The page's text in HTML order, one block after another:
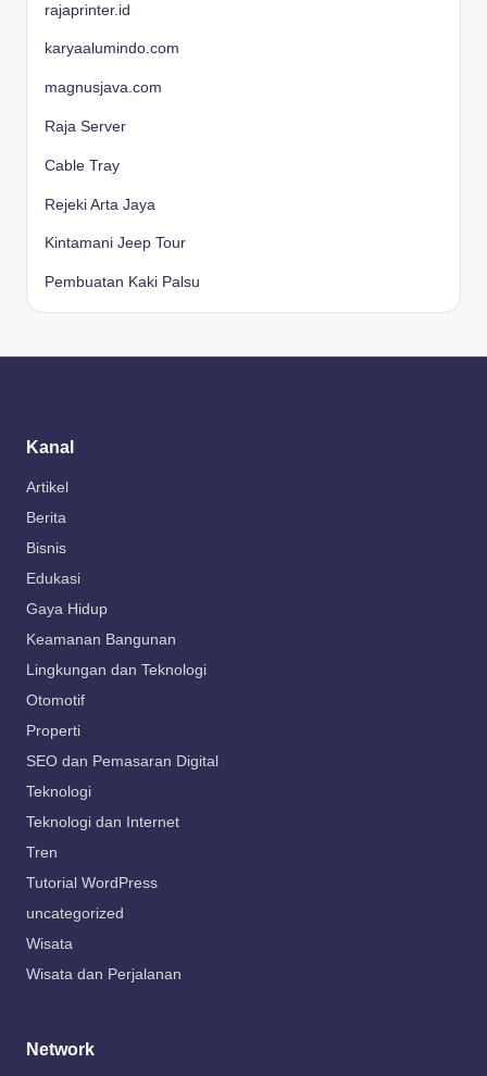
rajaprinter.id
karyaalumindo.com
magnusjava.com
Raja Server
Cable Tray
Rejeki Arta Jaya
Kintamani Jeep Tour
Pembuatan Kaki Palsu
Kanal
Artikel
Berita
Bisnis
Edukasi
Gaya Hidup
Keamanan Bangunan
Lingkungan dan Teknologi
Otomotif
Properti
SEO dan Pemasaran Digital
Teknologi
Teknologi dan Internet
Tren
Tutorial WordPress
uncategorized
Wisata
Wisata dan Perjalanan
Network